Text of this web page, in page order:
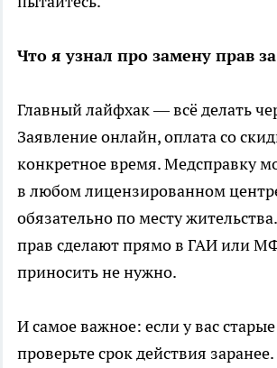
Что я узнал про замену прав
Главный лайфхак — всё делать
Заявление онлайн, оплата со
конкретное время. Медсправку
в любом лицензированном
обязательно по месту
прав сделают прямо в ГАИ или
приносить не нужно.
И самое важное: если у вас
проверьте срок действия